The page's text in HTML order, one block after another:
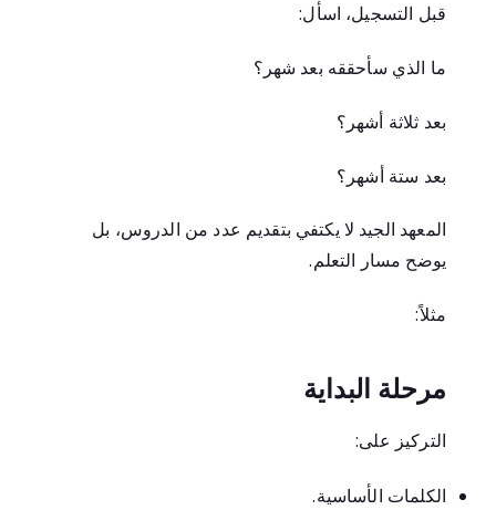
قبل التسجيل، اسأل:
ما الذي سأحققه بعد شهر؟
بعد ثلاثة أشهر؟
بعد ستة أشهر؟
المعهد الجيد لا يكتفي بتقديم عدد من الدروس، بل
يوضح مسار التعلم.
مثلاً:
مرحلة البداية
التركيز على:
الكلمات الأساسية.